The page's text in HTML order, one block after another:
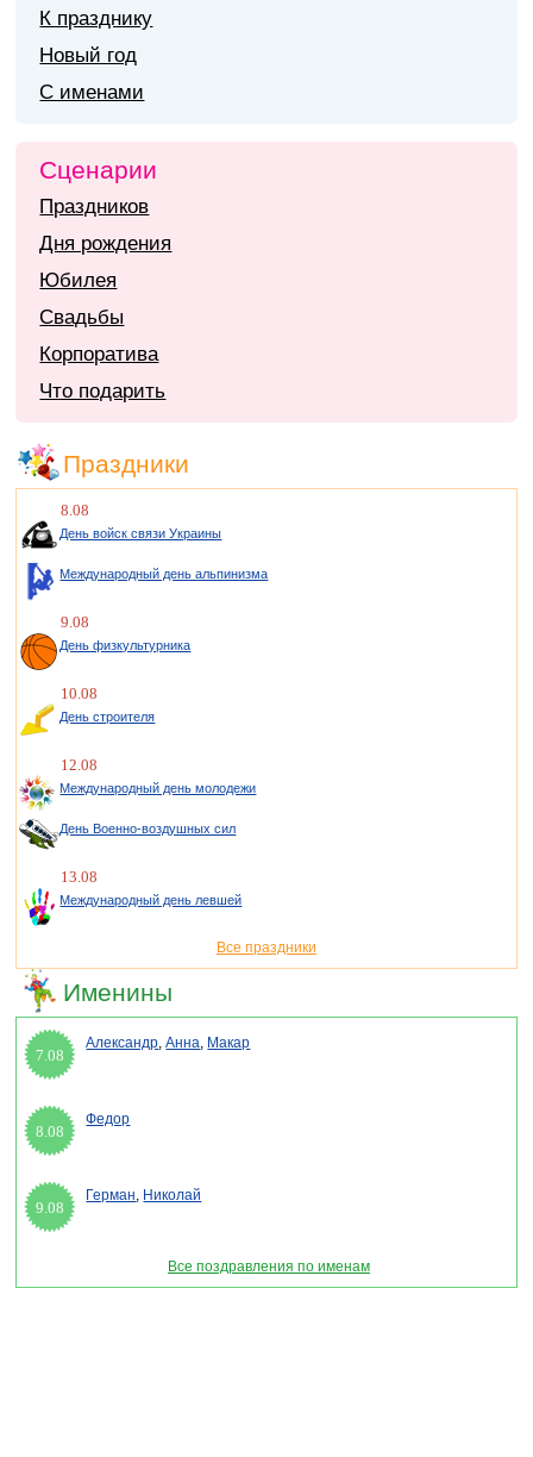
К празднику
Новый год
С именами
Сценарии
Праздников
Дня рождения
Юбилея
Свадьбы
Корпоратива
Что подарить
Праздники
8.08
День войск связи Украины
Международный день альпинизма
9.08
День физкультурника
10.08
День строителя
12.08
Международный день молодежи
День Военно-воздушных сил
13.08
Международный день левшей
Все праздники
Именины
7.08
Александр,Анна, Макар
8.08
Федор
9.08
Герман, Николай
Все поздравления по именам